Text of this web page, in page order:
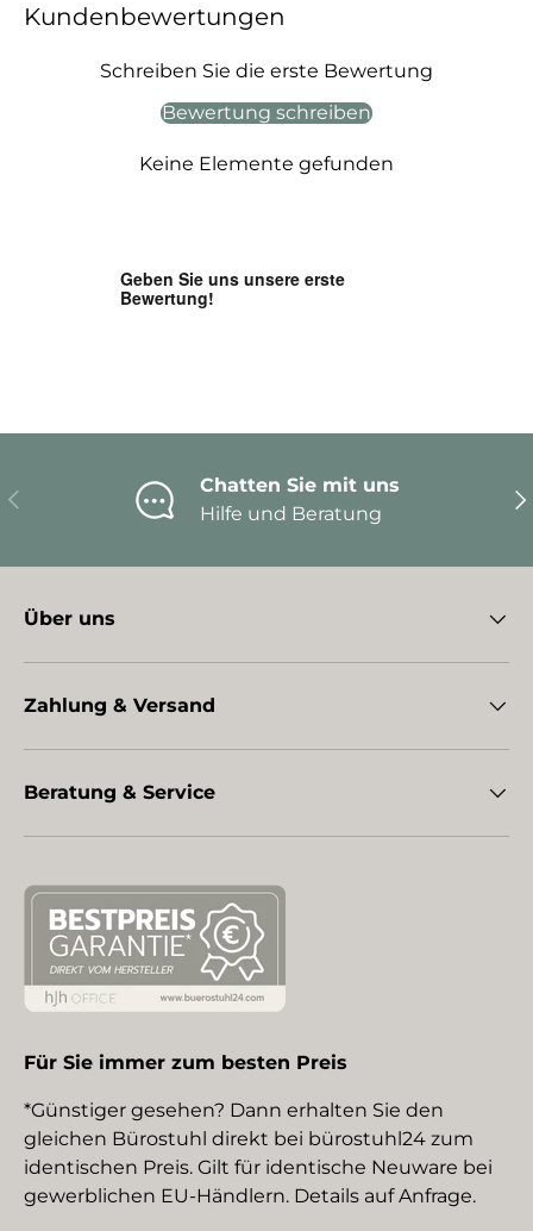
Kundenbewertungen
Schreiben Sie die erste Bewertung
Bewertung schreiben
Keine Elemente gefunden
Vorherige
Chatten Sie mit uns
Hilfe und Beratung
Über uns
Zahlung & Versand
Beratung & Service
Für Sie immer zum besten Preis
*Günstiger gesehen? Dann erhalten Sie den
gleichen Bürostuhl direkt bei bürostuhl24 zum
identischen Preis. Gilt für identische Neuware bei
gewerblichen EU-Händlern. Details auf Anfrage.